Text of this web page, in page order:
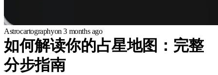
Astrocartographyon3 months ago
如何解读你的占星地图：完整
分步指南